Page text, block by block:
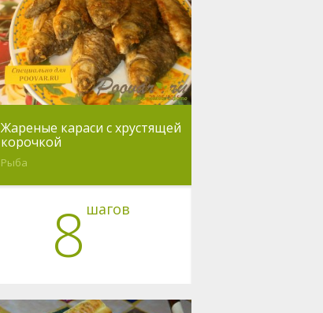
Жареные караси с хрустящей
корочкой
Рыба
8 шагов